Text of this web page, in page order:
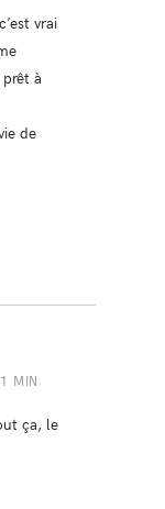
vrai
à
de
MIN
ça, le